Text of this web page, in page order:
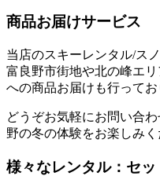
商品お届けサービス
当店のスキーレンタル/ス
富良野市街地や北の峰エ
への商品お届けも行ってお
どうぞお気軽にお問い合
野の冬の体験をお楽しみく
様々なレンタル：セ